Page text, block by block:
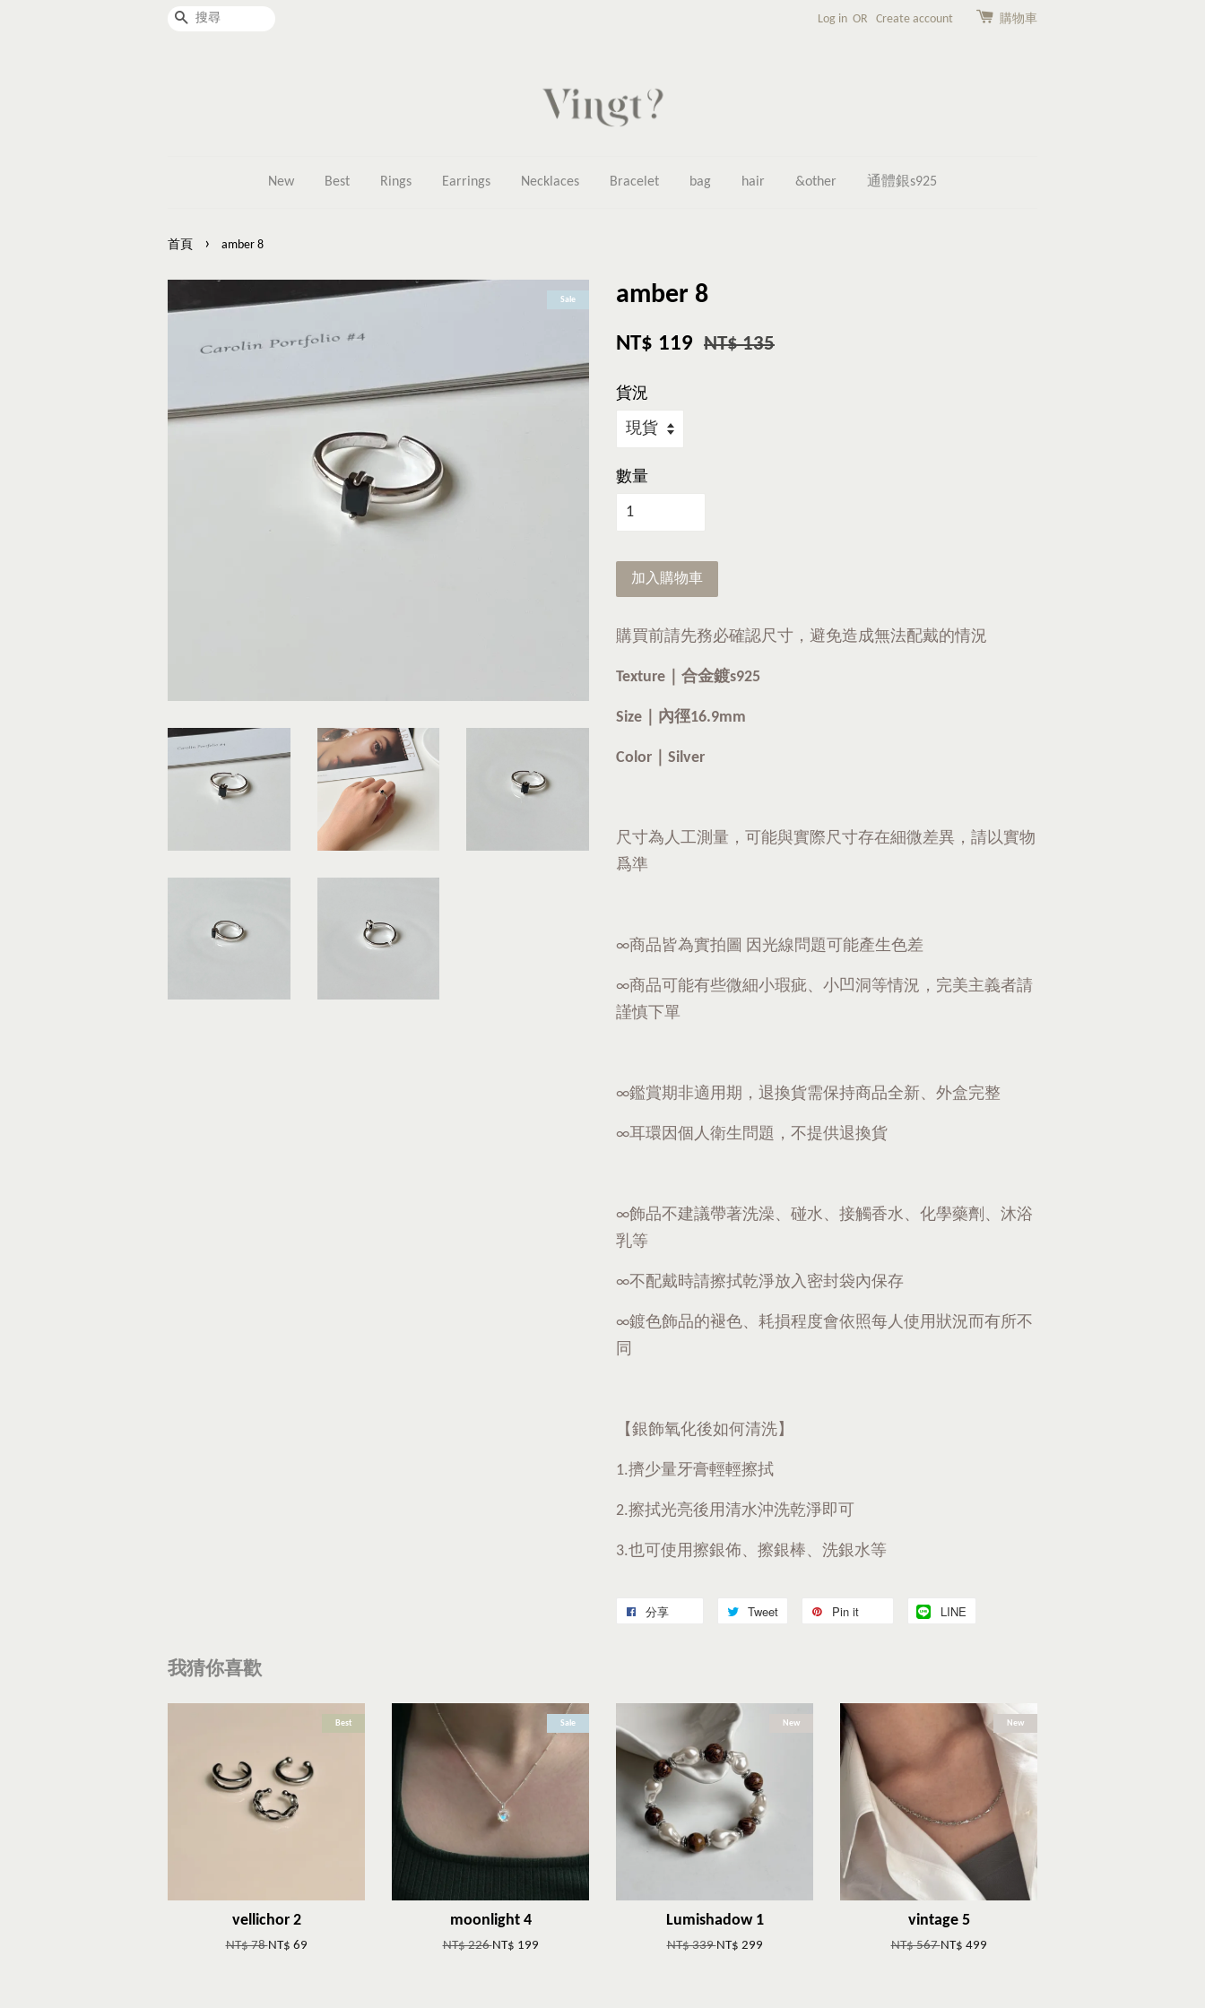
搜尋 Log in OR Create account 購物車
New Best Rings Earrings Necklaces Bracelet bag hair &other 通體銀s925
首頁 › amber 8
Sale amber 8
NT$ 119 NT$ 135
貨況
數量
加入購物車
購買前請先務必確認尺寸，避免造成無法配戴的情況
Texture｜ 合金鍍s925
Size｜內徑16.9mm
Color｜Silver
尺寸為人工測量，可能與實際尺寸存在細微差異，請以實物
爲準
∞商品皆為實拍圖 因光線問題可能產生色差
∞商品可能有些微細小瑕疵、小凹洞等情況，完美主義者請
謹慎下單
∞鑑賞期非適用期，退換貨需保持商品全新、外盒完整
∞耳環因個人衛生問題，不提供退換貨
∞飾品不建議帶著洗澡、碰水、接觸香水、化學藥劑、沐浴
乳等
∞不配戴時請擦拭乾淨放入密封袋內保存
∞鍍色飾品的褪色、耗損程度會依照每人使用狀況而有所不
同
【銀飾氧化後如何清洗】
1.擠少量牙膏輕輕擦拭
2.擦拭光亮後用清水沖洗乾淨即可
3.也可使用擦銀佈、擦銀棒、洗銀水等
分享 Tweet Pin it LINE
我猜你喜歡
Best
vellichor 2
NT$ 78NT$ 69
Sale
moonlight 4
NT$ 226NT$ 199
New
Lumishadow 1
NT$ 339NT$ 299
New
vintage 5
NT$ 567NT$ 499